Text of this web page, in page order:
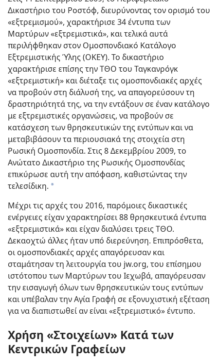
Δικαστήριο του Ροστόφ, διευρύνοντας τον ορισμό του
«εξτρεμισμού», χαρακτήρισε 34 έντυπα των
Μαρτύρων «εξτρεμιστικά», και τελικά αυτά
περιλήφθηκαν στον Ομοσπονδιακό Κατάλογο
Εξτρεμιστικής Ύλης (ΟΚΕΥ). Το δικαστήριο
χαρακτήρισε επίσης την ΤΘΟ του Ταγκανρόγκ
«εξτρεμιστική» και διέταξε τις ομοσπονδιακές αρχές
να προβούν στη διάλυσή της, να απαγορεύσουν τη
δραστηριότητά της, να την εντάξουν σε έναν κατάλογο
με εξτρεμιστικές οργανώσεις, να προβούν σε
κατάσχεση των θρησκευτικών της εντύπων και να
μεταβιβάσουν τα περιουσιακά της στοιχεία στη
Ρωσική Ομοσπονδία. Στις 8 Δεκεμβρίου 2009, το
Ανώτατο Δικαστήριο της Ρωσικής Ομοσπονδίας
επικύρωσε αυτή την απόφαση, καθιστώντας την
τελεσίδικη. a
Μέχρι τις αρχές του 2016, παρόμοιες δικαστικές
ενέργειες είχαν χαρακτηρίσει 88 θρησκευτικά έντυπα
«εξτρεμιστικά» και είχαν διαλύσει τρεις ΤΘΟ.
Δεκαοχτώ άλλες ήταν υπό διερεύνηση. Επιπρόσθετα,
οι ομοσπονδιακές αρχές απαγόρευσαν και
σταμάτησαν τη λειτουργία του jw.org, του επίσημου
ιστότοπου των Μαρτύρων του Ιεχωβά, απαγόρευσαν
την εισαγωγή όλων των θρησκευτικών τους εντύπων
και υπέβαλαν την Αγία Γραφή σε εξονυχιστική εξέταση
για να διαπιστωθεί αν είναι «εξτρεμιστικό» έντυπο.
Χρήση «Στοιχείων» Κατά των
Κεντρικών Γραφείων